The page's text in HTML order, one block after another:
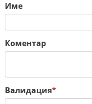
Име
Коментар
Валидация*